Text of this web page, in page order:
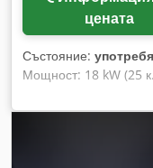
цената
Състояние:
Мощност: 18 kW (25